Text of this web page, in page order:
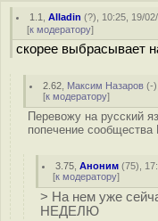
1.1 ,Alladin (?), 10:25, 19/
[к модератору]
скорее выбрасывает
2.62 Максим Назаров (-
[к модератору]
Перевожу на русский
попечение сообщества
3.75 ,Аноним (75),
[к модератору]
> На нем уже
НЕДЕЛЮ